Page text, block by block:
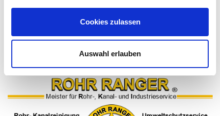
Cookies zulassen
Auswahl erlauben